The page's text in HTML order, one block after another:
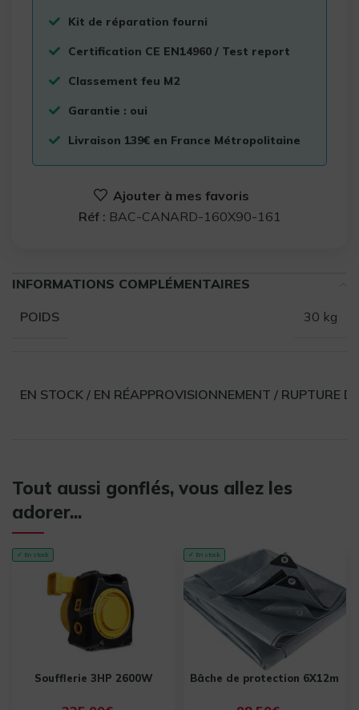
Kit de réparation fourni
Certification CE EN14960 / Test report
Classement feu M2
Garantie : oui
Livraison 139€ en France Métropolitaine
Ajouter à mes favoris
Réf : BAC-CANARD-160X90-161
INFORMATIONS COMPLÉMENTAIRES
POIDS 30 kg
EN STOCK / EN RÉAPPROVISIONNEMENT / RUPTURE
Tout aussi gonflés, vous allez les
adorer...
✓ En stock
Soufflerie 3HP 2600W
✓ En stock
Bâche de protection 6X12m